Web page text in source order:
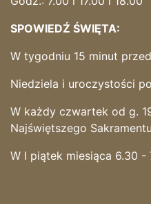
SPOWIEDŹ ŚWIĘTA:
W tygodniu 15 minut
Niedziela i uroczystości
W każdy czwartek od g.
Najświętszego Sakramentu
W I piątek miesiąca 6.30 -